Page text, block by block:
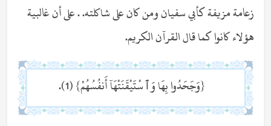
زعامة مزيفة كأبي سفيان ومن كان على شاكلته. . على أن غالبية
هؤلاء كانوا كما قال القرآن الكريم.
{وَجَحَدُوا بِهَا وَٱسْتَيْقَنَتْهَآ أَنفُسُهُمْ} (1).